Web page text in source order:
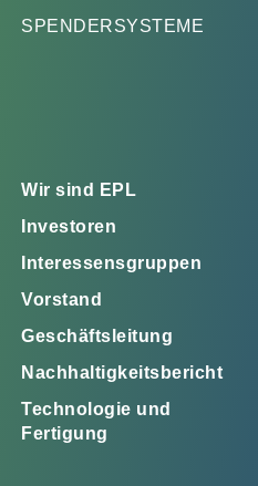
SPENDERSYSTEME
Wir sind EPL
Investoren
Interessensgruppen
Vorstand
Geschäftsleitung
Nachhaltigkeitsbericht
Technologie und
Fertigung